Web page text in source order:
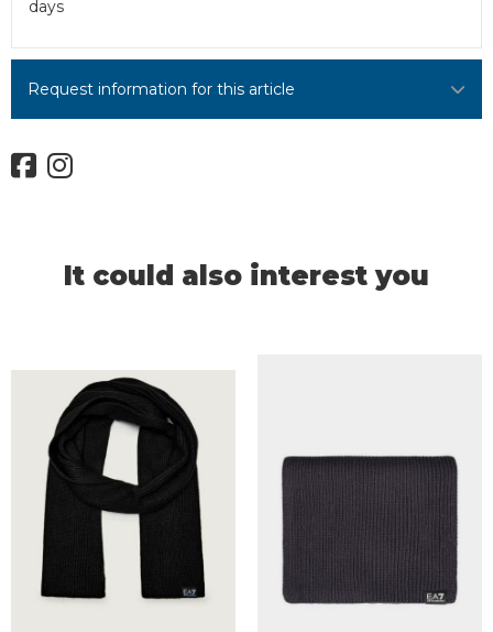
days
Request information for this article
It could also interest you